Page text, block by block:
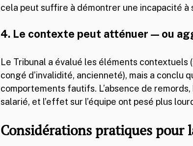
cela peut suffire à démontrer une incapacité
4. Le contexte peut atténuer — ou
Le Tribunal a évalué les éléments contextuels
congé d’invalidité, ancienneté), mais a conclu
comportements fautifs. L’absence de
salarié, et l’effet sur l’équipe ont pesé plus
Considérations pratiques pour